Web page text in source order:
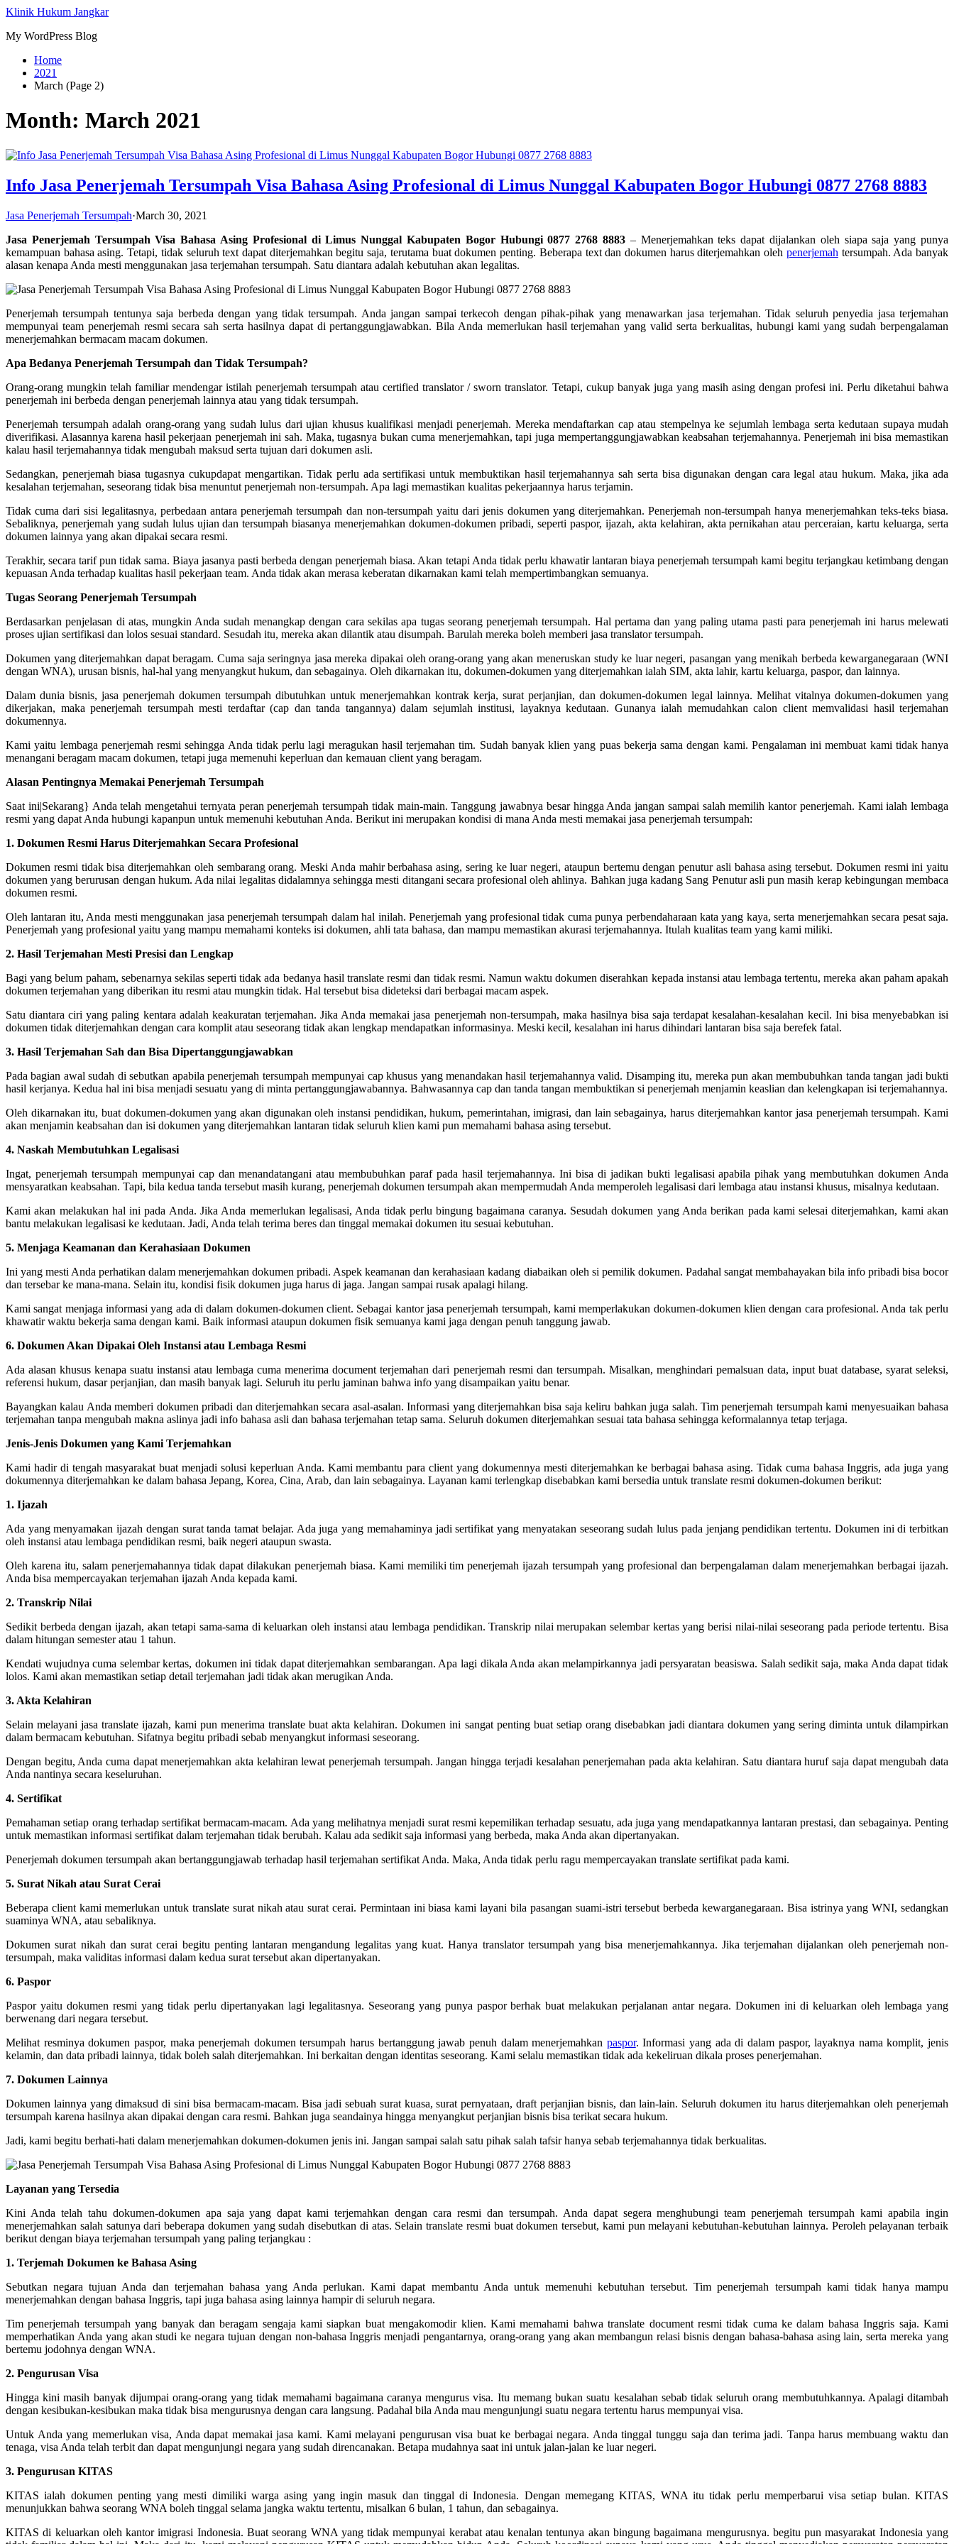
Skip
content
Klinik Hukum Jangkar
My WordPress Blog
Home
2021
March (Page 2)
Month: March 2021
Info Jasa Penerjemah Tersumpah Visa Bahasa Asing Profesional di Limus Nunggal Kabupaten Bogor Hubungi 0877 2768 8883
Jasa Penerjemah Tersumpah·March 30, 2021
Jasa Penerjemah Tersumpah Visa Bahasa Asing Profesional di Limus Nunggal Kabupaten Bogor Hubungi 0877 2768 8883 – Menerjemahkan teks dapat dijalankan oleh siapa saja yang punya
kemampuan bahasa asing. Tetapi, tidak seluruh text dapat diterjemahkan begitu saja, terutama buat dokumen penting. Beberapa text dan dokumen harus diterjemahkan oleh penerjemah tersumpah. Ada banyak
alasan kenapa Anda mesti menggunakan jasa terjemahan tersumpah. Satu diantara adalah kebutuhan akan legalitas.
Penerjemah tersumpah tentunya saja berbeda dengan yang tidak tersumpah. Anda jangan sampai terkecoh dengan pihak-pihak yang menawarkan jasa terjemahan. Tidak seluruh penyedia jasa terjemahan
mempunyai team penerjemah resmi secara sah serta hasilnya dapat di pertanggungjawabkan. Bila Anda memerlukan hasil terjemahan yang valid serta berkualitas, hubungi kami yang sudah berpengalaman
menerjemahkan bermacam macam dokumen.
Apa Bedanya Penerjemah Tersumpah dan Tidak Tersumpah?
Orang-orang mungkin telah familiar mendengar istilah penerjemah tersumpah atau certified translator / sworn translator. Tetapi, cukup banyak juga yang masih asing dengan profesi ini. Perlu diketahui bahwa
penerjemah ini berbeda dengan penerjemah lainnya atau yang tidak tersumpah.
Penerjemah tersumpah adalah orang-orang yang sudah lulus dari ujian khusus kualifikasi menjadi penerjemah. Mereka mendaftarkan cap atau stempelnya ke sejumlah lembaga serta kedutaan supaya mudah
diverifikasi. Alasannya karena hasil pekerjaan penerjemah ini sah. Maka, tugasnya bukan cuma menerjemahkan, tapi juga mempertanggungjawabkan keabsahan terjemahannya. Penerjemah ini bisa memastikan
kalau hasil terjemahannya tidak mengubah maksud serta tujuan dari dokumen asli.
Sedangkan, penerjemah biasa tugasnya cukupdapat mengartikan. Tidak perlu ada sertifikasi untuk membuktikan hasil terjemahannya sah serta bisa digunakan dengan cara legal atau hukum. Maka, jika ada
kesalahan terjemahan, seseorang tidak bisa menuntut penerjemah non-tersumpah. Apa lagi memastikan kualitas pekerjaannya harus terjamin.
Tidak cuma dari sisi legalitasnya, perbedaan antara penerjemah tersumpah dan non-tersumpah yaitu dari jenis dokumen yang diterjemahkan. Penerjemah non-tersumpah hanya menerjemahkan teks-teks biasa.
Sebaliknya, penerjemah yang sudah lulus ujian dan tersumpah biasanya menerjemahkan dokumen-dokumen pribadi, seperti paspor, ijazah, akta kelahiran, akta pernikahan atau perceraian, kartu keluarga, serta
dokumen lainnya yang akan dipakai secara resmi.
Terakhir, secara tarif pun tidak sama. Biaya jasanya pasti berbeda dengan penerjemah biasa. Akan tetapi Anda tidak perlu khawatir lantaran biaya penerjemah tersumpah kami begitu terjangkau ketimbang dengan
kepuasan Anda terhadap kualitas hasil pekerjaan team. Anda tidak akan merasa keberatan dikarnakan kami telah mempertimbangkan semuanya.
Tugas Seorang Penerjemah Tersumpah
Berdasarkan penjelasan di atas, mungkin Anda sudah menangkap dengan cara sekilas apa tugas seorang penerjemah tersumpah. Hal pertama dan yang paling utama pasti para penerjemah ini harus melewati
proses ujian sertifikasi dan lolos sesuai standard. Sesudah itu, mereka akan dilantik atau disumpah. Barulah mereka boleh memberi jasa translator tersumpah.
Dokumen yang diterjemahkan dapat beragam. Cuma saja seringnya jasa mereka dipakai oleh orang-orang yang akan meneruskan study ke luar negeri, pasangan yang menikah berbeda kewarganegaraan (WNI
dengan WNA), urusan bisnis, hal-hal yang menyangkut hukum, dan sebagainya. Oleh dikarnakan itu, dokumen-dokumen yang diterjemahkan ialah SIM, akta lahir, kartu keluarga, paspor, dan lainnya.
Dalam dunia bisnis, jasa penerjemah dokumen tersumpah dibutuhkan untuk menerjemahkan kontrak kerja, surat perjanjian, dan dokumen-dokumen legal lainnya. Melihat vitalnya dokumen-dokumen yang
dikerjakan, maka penerjemah tersumpah mesti terdaftar (cap dan tanda tangannya) dalam sejumlah institusi, layaknya kedutaan. Gunanya ialah memudahkan calon client memvalidasi hasil terjemahan
dokumennya.
Kami yaitu lembaga penerjemah resmi sehingga Anda tidak perlu lagi meragukan hasil terjemahan tim. Sudah banyak klien yang puas bekerja sama dengan kami. Pengalaman ini membuat kami tidak hanya
menangani beragam macam dokumen, tetapi juga memenuhi keperluan dan kemauan client yang beragam.
Alasan Pentingnya Memakai Penerjemah Tersumpah
Saat ini|Sekarang} Anda telah mengetahui ternyata peran penerjemah tersumpah tidak main-main. Tanggung jawabnya besar hingga Anda jangan sampai salah memilih kantor penerjemah. Kami ialah lembaga
resmi yang dapat Anda hubungi kapanpun untuk memenuhi kebutuhan Anda. Berikut ini merupakan kondisi di mana Anda mesti memakai jasa penerjemah tersumpah:
1. Dokumen Resmi Harus Diterjemahkan Secara Profesional
Dokumen resmi tidak bisa diterjemahkan oleh sembarang orang. Meski Anda mahir berbahasa asing, sering ke luar negeri, ataupun bertemu dengan penutur asli bahasa asing tersebut. Dokumen resmi ini yaitu
dokumen yang berurusan dengan hukum. Ada nilai legalitas didalamnya sehingga mesti ditangani secara profesional oleh ahlinya. Bahkan juga kadang Sang Penutur asli pun masih kerap kebingungan membaca
dokumen resmi.
Oleh lantaran itu, Anda mesti menggunakan jasa penerjemah tersumpah dalam hal inilah. Penerjemah yang profesional tidak cuma punya perbendaharaan kata yang kaya, serta menerjemahkan secara pesat saja.
Penerjemah yang profesional yaitu yang mampu memahami konteks isi dokumen, ahli tata bahasa, dan mampu memastikan akurasi terjemahannya. Itulah kualitas team yang kami miliki.
2. Hasil Terjemahan Mesti Presisi dan Lengkap
Bagi yang belum paham, sebenarnya sekilas seperti tidak ada bedanya hasil translate resmi dan tidak resmi. Namun waktu dokumen diserahkan kepada instansi atau lembaga tertentu, mereka akan paham apakah
dokumen terjemahan yang diberikan itu resmi atau mungkin tidak. Hal tersebut bisa dideteksi dari berbagai macam aspek.
Satu diantara ciri yang paling kentara adalah keakuratan terjemahan. Jika Anda memakai jasa penerjemah non-tersumpah, maka hasilnya bisa saja terdapat kesalahan-kesalahan kecil. Ini bisa menyebabkan isi
dokumen tidak diterjemahkan dengan cara komplit atau seseorang tidak akan lengkap mendapatkan informasinya. Meski kecil, kesalahan ini harus dihindari lantaran bisa saja berefek fatal.
3. Hasil Terjemahan Sah dan Bisa Dipertanggungjawabkan
Pada bagian awal sudah di sebutkan apabila penerjemah tersumpah mempunyai cap khusus yang menandakan hasil terjemahannya valid. Disamping itu, mereka pun akan membubuhkan tanda tangan jadi bukti
hasil kerjanya. Kedua hal ini bisa menjadi sesuatu yang di minta pertanggungjawabannya. Bahwasannya cap dan tanda tangan membuktikan si penerjemah menjamin keaslian dan kelengkapan isi terjemahannya.
Oleh dikarnakan itu, buat dokumen-dokumen yang akan digunakan oleh instansi pendidikan, hukum, pemerintahan, imigrasi, dan lain sebagainya, harus diterjemahkan kantor jasa penerjemah tersumpah. Kami
akan menjamin keabsahan dan isi dokumen yang diterjemahkan lantaran tidak seluruh klien kami pun memahami bahasa asing tersebut.
4. Naskah Membutuhkan Legalisasi
Ingat, penerjemah tersumpah mempunyai cap dan menandatangani atau membubuhkan paraf pada hasil terjemahannya. Ini bisa di jadikan bukti legalisasi apabila pihak yang membutuhkan dokumen Anda
mensyaratkan keabsahan. Tapi, bila kedua tanda tersebut masih kurang, penerjemah dokumen tersumpah akan mempermudah Anda memperoleh legalisasi dari lembaga atau instansi khusus, misalnya kedutaan.
Kami akan melakukan hal ini pada Anda. Jika Anda memerlukan legalisasi, Anda tidak perlu bingung bagaimana caranya. Sesudah dokumen yang Anda berikan pada kami selesai diterjemahkan, kami akan
bantu melakukan legalisasi ke kedutaan. Jadi, Anda telah terima beres dan tinggal memakai dokumen itu sesuai kebutuhan.
5. Menjaga Keamanan dan Kerahasiaan Dokumen
Ini yang mesti Anda perhatikan dalam menerjemahkan dokumen pribadi. Aspek keamanan dan kerahasiaan kadang diabaikan oleh si pemilik dokumen. Padahal sangat membahayakan bila info pribadi bisa bocor
dan tersebar ke mana-mana. Selain itu, kondisi fisik dokumen juga harus di jaga. Jangan sampai rusak apalagi hilang.
Kami sangat menjaga informasi yang ada di dalam dokumen-dokumen client. Sebagai kantor jasa penerjemah tersumpah, kami memperlakukan dokumen-dokumen klien dengan cara profesional. Anda tak perlu
khawatir waktu bekerja sama dengan kami. Baik informasi ataupun dokumen fisik semuanya kami jaga dengan penuh tanggung jawab.
6. Dokumen Akan Dipakai Oleh Instansi atau Lembaga Resmi
Ada alasan khusus kenapa suatu instansi atau lembaga cuma menerima document terjemahan dari penerjemah resmi dan tersumpah. Misalkan, menghindari pemalsuan data, input buat database, syarat seleksi,
referensi hukum, dasar perjanjian, dan masih banyak lagi. Seluruh itu perlu jaminan bahwa info yang disampaikan yaitu benar.
Bayangkan kalau Anda memberi dokumen pribadi dan diterjemahkan secara asal-asalan. Informasi yang diterjemahkan bisa saja keliru bahkan juga salah. Tim penerjemah tersumpah kami menyesuaikan bahasa
terjemahan tanpa mengubah makna aslinya jadi info bahasa asli dan bahasa terjemahan tetap sama. Seluruh dokumen diterjemahkan sesuai tata bahasa sehingga keformalannya tetap terjaga.
Jenis-Jenis Dokumen yang Kami Terjemahkan
Kami hadir di tengah masyarakat buat menjadi solusi keperluan Anda. Kami membantu para client yang dokumennya mesti diterjemahkan ke berbagai bahasa asing. Tidak cuma bahasa Inggris, ada juga yang
dokumennya diterjemahkan ke dalam bahasa Jepang, Korea, Cina, Arab, dan lain sebagainya. Layanan kami terlengkap disebabkan kami bersedia untuk translate resmi dokumen-dokumen berikut:
1. Ijazah
Ada yang menyamakan ijazah dengan surat tanda tamat belajar. Ada juga yang memahaminya jadi sertifikat yang menyatakan seseorang sudah lulus pada jenjang pendidikan tertentu. Dokumen ini di terbitkan
oleh instansi atau lembaga pendidikan resmi, baik negeri ataupun swasta.
Oleh karena itu, salam penerjemahannya tidak dapat dilakukan penerjemah biasa. Kami memiliki tim penerjemah ijazah tersumpah yang profesional dan berpengalaman dalam menerjemahkan berbagai ijazah.
Anda bisa mempercayakan terjemahan ijazah Anda kepada kami.
2. Transkrip Nilai
Sedikit berbeda dengan ijazah, akan tetapi sama-sama di keluarkan oleh instansi atau lembaga pendidikan. Transkrip nilai merupakan selembar kertas yang berisi nilai-nilai seseorang pada periode tertentu. Bisa
dalam hitungan semester atau 1 tahun.
Kendati wujudnya cuma selembar kertas, dokumen ini tidak dapat diterjemahkan sembarangan. Apa lagi dikala Anda akan melampirkannya jadi persyaratan beasiswa. Salah sedikit saja, maka Anda dapat tidak
lolos. Kami akan memastikan setiap detail terjemahan jadi tidak akan merugikan Anda.
3. Akta Kelahiran
Selain melayani jasa translate ijazah, kami pun menerima translate buat akta kelahiran. Dokumen ini sangat penting buat setiap orang disebabkan jadi diantara dokumen yang sering diminta untuk dilampirkan
dalam bermacam kebutuhan. Sifatnya begitu pribadi sebab menyangkut informasi seseorang.
Dengan begitu, Anda cuma dapat menerjemahkan akta kelahiran lewat penerjemah tersumpah. Jangan hingga terjadi kesalahan penerjemahan pada akta kelahiran. Satu diantara huruf saja dapat mengubah data
Anda nantinya secara keseluruhan.
4. Sertifikat
Pemahaman setiap orang terhadap sertifikat bermacam-macam. Ada yang melihatnya menjadi surat resmi kepemilikan terhadap sesuatu, ada juga yang mendapatkannya lantaran prestasi, dan sebagainya. Penting
untuk memastikan informasi sertifikat dalam terjemahan tidak berubah. Kalau ada sedikit saja informasi yang berbeda, maka Anda akan dipertanyakan.
Penerjemah dokumen tersumpah akan bertanggungjawab terhadap hasil terjemahan sertifikat Anda. Maka, Anda tidak perlu ragu mempercayakan translate sertifikat pada kami.
5. Surat Nikah atau Surat Cerai
Beberapa client kami memerlukan untuk translate surat nikah atau surat cerai. Permintaan ini biasa kami layani bila pasangan suami-istri tersebut berbeda kewarganegaraan. Bisa istrinya yang WNI, sedangkan
suaminya WNA, atau sebaliknya.
Dokumen surat nikah dan surat cerai begitu penting lantaran mengandung legalitas yang kuat. Hanya translator tersumpah yang bisa menerjemahkannya. Jika terjemahan dijalankan oleh penerjemah non-
tersumpah, maka validitas informasi dalam kedua surat tersebut akan dipertanyakan.
6. Paspor
Paspor yaitu dokumen resmi yang tidak perlu dipertanyakan lagi legalitasnya. Seseorang yang punya paspor berhak buat melakukan perjalanan antar negara. Dokumen ini di keluarkan oleh lembaga yang
berwenang dari negara tersebut.
Melihat resminya dokumen paspor, maka penerjemah dokumen tersumpah harus bertanggung jawab penuh dalam menerjemahkan paspor. Informasi yang ada di dalam paspor, layaknya nama komplit, jenis
kelamin, dan data pribadi lainnya, tidak boleh salah diterjemahkan. Ini berkaitan dengan identitas seseorang. Kami selalu memastikan tidak ada kekeliruan dikala proses penerjemahan.
7. Dokumen Lainnya
Dokumen lainnya yang dimaksud di sini bisa bermacam-macam. Bisa jadi sebuah surat kuasa, surat pernyataan, draft perjanjian bisnis, dan lain-lain. Seluruh dokumen itu harus diterjemahkan oleh penerjemah
tersumpah karena hasilnya akan dipakai dengan cara resmi. Bahkan juga seandainya hingga menyangkut perjanjian bisnis bisa terikat secara hukum.
Jadi, kami begitu berhati-hati dalam menerjemahkan dokumen-dokumen jenis ini. Jangan sampai salah satu pihak salah tafsir hanya sebab terjemahannya tidak berkualitas.
Layanan yang Tersedia
Kini Anda telah tahu dokumen-dokumen apa saja yang dapat kami terjemahkan dengan cara resmi dan tersumpah. Anda dapat segera menghubungi team penerjemah tersumpah kami apabila ingin
menerjemahkan salah satunya dari beberapa dokumen yang sudah disebutkan di atas. Selain translate resmi buat dokumen tersebut, kami pun melayani kebutuhan-kebutuhan lainnya. Peroleh pelayanan terbaik
berikut dengan biaya terjemahan tersumpah yang paling terjangkau :
1. Terjemah Dokumen ke Bahasa Asing
Sebutkan negara tujuan Anda dan terjemahan bahasa yang Anda perlukan. Kami dapat membantu Anda untuk memenuhi kebutuhan tersebut. Tim penerjemah tersumpah kami tidak hanya mampu
menerjemahkan dengan bahasa Inggris, tapi juga bahasa asing lainnya hampir di seluruh negara.
Tim penerjemah tersumpah yang banyak dan beragam sengaja kami siapkan buat mengakomodir klien. Kami memahami bahwa translate document resmi tidak cuma ke dalam bahasa Inggris saja. Kami
memperhatikan Anda yang akan studi ke negara tujuan dengan non-bahasa Inggris menjadi pengantarnya, orang-orang yang akan membangun relasi bisnis dengan bahasa-bahasa asing lain, serta mereka yang
bertemu jodohnya dengan WNA.
2. Pengurusan Visa
Hingga kini masih banyak dijumpai orang-orang yang tidak memahami bagaimana caranya mengurus visa. Itu memang bukan suatu kesalahan sebab tidak seluruh orang membutuhkannya. Apalagi ditambah
dengan kesibukan-kesibukan maka tidak bisa mengurusnya dengan cara langsung. Padahal bila Anda mau mengunjungi suatu negara tertentu harus mempunyai visa.
Untuk Anda yang memerlukan visa, Anda dapat memakai jasa kami. Kami melayani pengurusan visa buat ke berbagai negara. Anda tinggal tunggu saja dan terima jadi. Tanpa harus membuang waktu dan
tenaga, visa Anda telah terbit dan dapat mengunjungi negara yang sudah direncanakan. Betapa mudahnya saat ini untuk jalan-jalan ke luar negeri.
3. Pengurusan KITAS
KITAS ialah dokumen penting yang mesti dimiliki warga asing yang ingin masuk dan tinggal di Indonesia. Dengan memegang KITAS, WNA itu tidak perlu memperbarui visa setiap bulan. KITAS
menunjukkan bahwa seorang WNA boleh tinggal selama jangka waktu tertentu, misalkan 6 bulan, 1 tahun, dan sebagainya.
KITAS di keluarkan oleh kantor imigrasi Indonesia. Buat seorang WNA yang tidak mempunyai kerabat atau kenalan tentunya akan bingung bagaimana mengurusnya. begitu pun masyarakat Indonesia yang